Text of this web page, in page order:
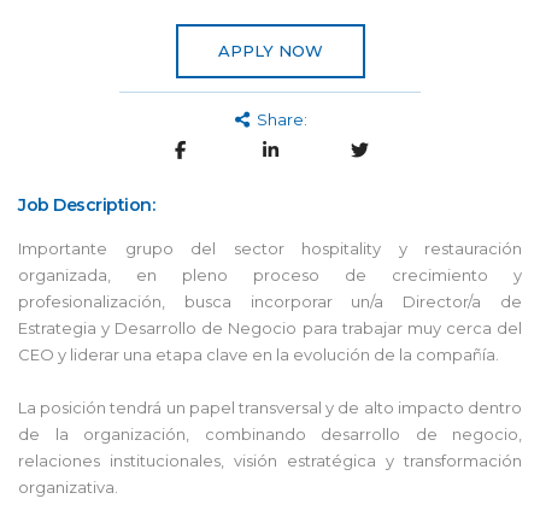
APPLY NOW
Share:
Job Description:
Importante grupo del sector hospitality y restauración
organizada, en pleno proceso de crecimiento y
profesionalización, busca incorporar un/a Director/a de
Estrategia y Desarrollo de Negocio para trabajar muy cerca del
CEO y liderar una etapa clave en la evolución de la compañía.
La posición tendrá un papel transversal y de alto impacto dentro
de la organización, combinando desarrollo de negocio,
relaciones institucionales, visión estratégica y transformación
organizativa.